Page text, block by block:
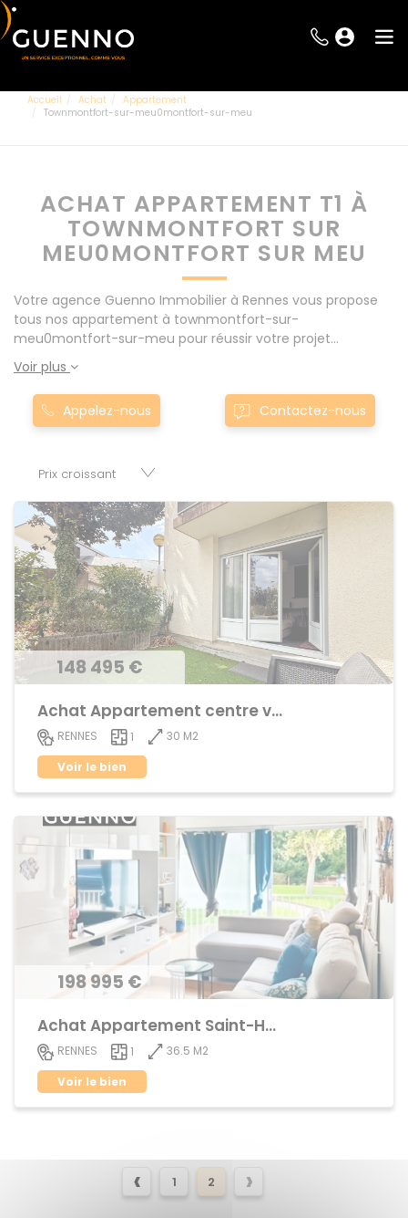
Accueil Achat
Appartement
Townmontfort-sur-meu0montfort-sur-meu
ACHAT APPARTEMENT T1 À
TOWNMONTFORT SUR
MEU0MONTFORT SUR MEU
Votre agence Guenno Immobilier à Rennes vous propose
tous nos appartement à townmontfort-sur-
meu0montfort-sur-meu pour réussir votre projet
immobilier d' achat. Consultez l'ensemble de nos offres à
Rennes mais également aux alentours : Le Rheu, Pacé,
Montgermont... Nos appartement T1 à townmontfort-sur-
meu0montfort-sur-meu sont proposés au meilleur prix du
parkings, cessions de baux, fonds de commerces,
Voir plus
Appelez-nous Contactez-nous
148 495 €
Achat Appartement centre ville
RENNES 1
30 M2
Voir le bien
198 995 €
Achat Appartement Saint-Helier
RENNES 1
36.5 M2
Voir le bien
‹ 1 2 ›